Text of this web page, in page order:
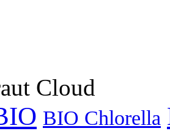
Cloud
BIO Chlorella